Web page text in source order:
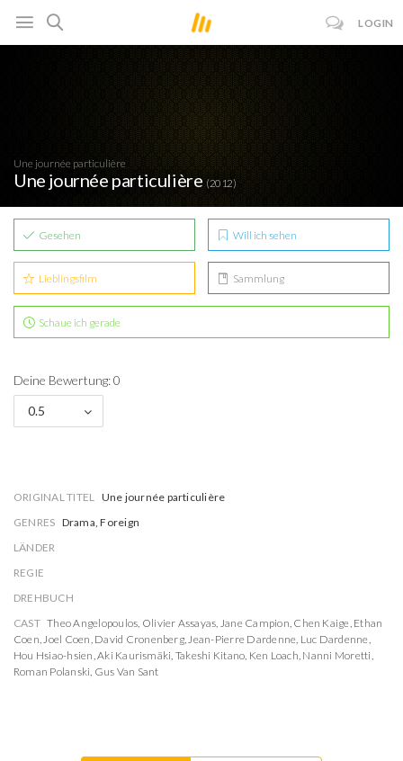
LOGIN
Une journée particulière
Une journée particulière (2012)
Gesehen Will ich sehen
Lieblingsfilm Sammlung
Schaue ich gerade
Deine Bewertung: 0
0.5
ORIGINAL TITEL Une journée particulière
GENRES Drama, Foreign
LÄNDER
REGIE
DREHBUCH
CAST Theo Angelopoulos, Olivier Assayas, Jane Campion, Chen Kaige, Ethan
Coen,Joel Coen, David Cronenberg,Jean-Pierre Dardenne, Luc Dardenne,
Hou Hsiao-hsien,Aki Kaurismäki, Takeshi Kitano, Ken Loach, Nanni Moretti,
Roman Polanski, Gus Van Sant